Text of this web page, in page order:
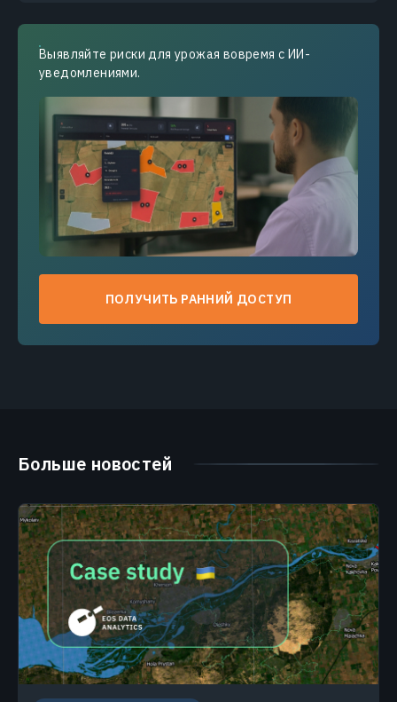
Выявляйте риски для урожая вовремя с ИИ-
уведомлениями.
ПОЛУЧИТЬ РАННИЙ ДОСТУП
Больше новостей